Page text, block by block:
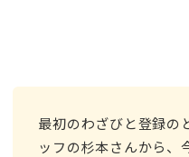
最初のわざびと登録の
ッフの杉本さんから、